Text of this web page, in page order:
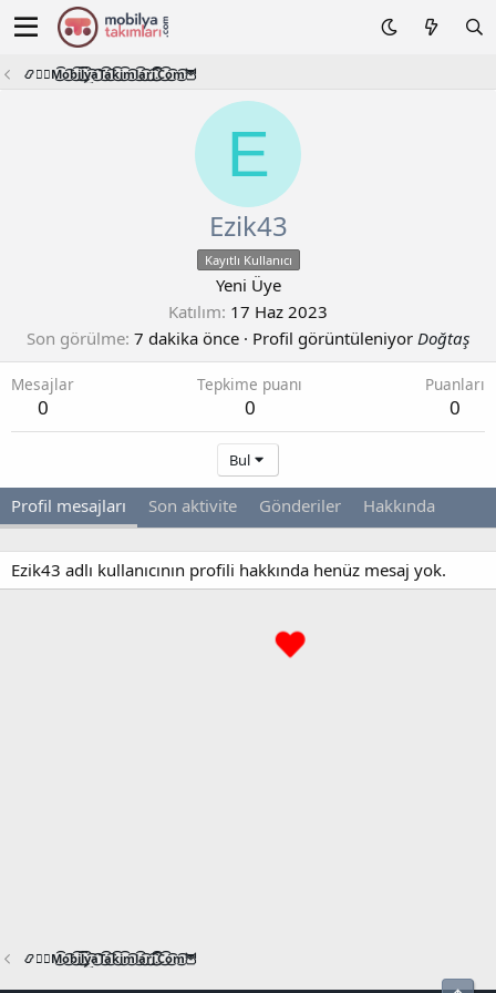
📿🧙‍♂️M͜͡o͜͡b͜͡i͜͡l͜͡y͜͡a͜͡T͜͡a͜͡k͜͡i͜͡m͜͡l͜͡a͜͡r͜͡i͜͡.͜͡C͜͡o͜͡m͜͡🦉
E
Ezik43
Kayıtlı Kullanıcı
Yeni Üye
Katılım 17 Haz 2023
Son görülme 7 dakika önce · Profil görüntüleniyor Doğtaş
Mesajlar
0
Tepkime puanı
0
Puanları
0
Bul
Profil mesajları Son aktivite Gönderiler Hakkında
Ezik43 adlı kullanıcının profili hakkında henüz mesaj yok.
📿🧙‍♂️M͜͡o͜͡b͜͡i͜͡l͜͡y͜͡a͜͡T͜͡a͜͡k͜͡i͜͡m͜͡l͜͡a͜͡r͜͡i͜͡.͜͡C͜͡o͜͡m͜͡🦉